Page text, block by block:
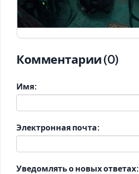
Комментарии (0)
Имя:
Электронная почта:
Уведомлять о новых ответах: